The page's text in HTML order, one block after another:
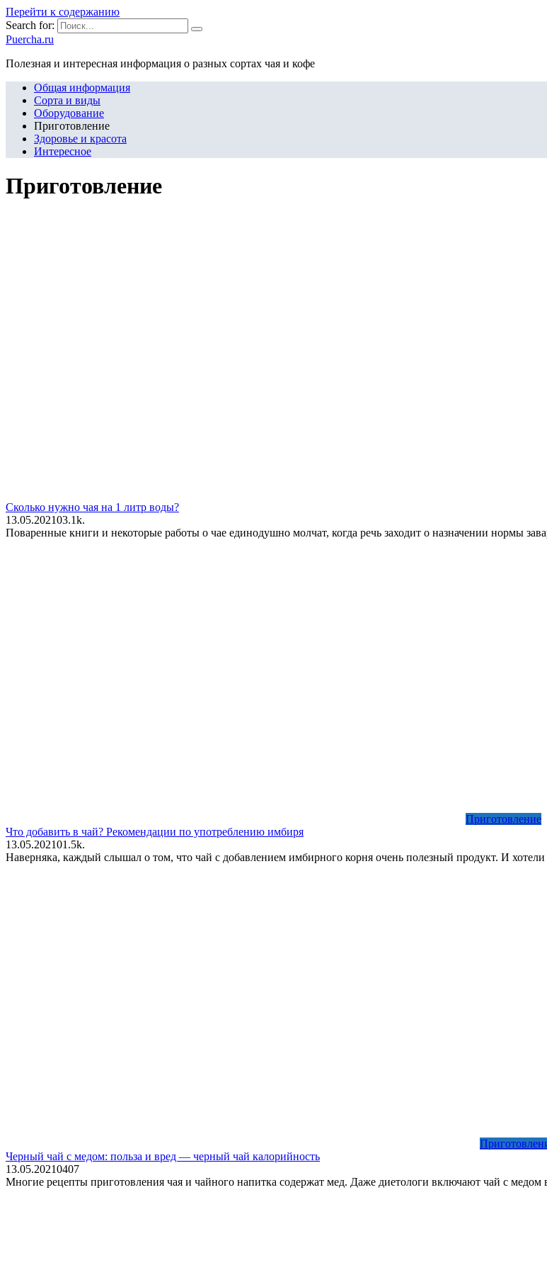
Перейти к содержанию
Search for:
Puercha.ru
Полезная и интересная информация о разных сортах чая и кофе
Общая информация
Сорта и виды
Оборудование
Приготовление
Здоровье и красота
Интересное
Приготовление
Сколько нужно чая на 1 литр воды?
13.05.202103.1k.
Поваренные книги и некоторые работы о чае единодушно молчат, когда речь заходит о назначении нормы
Приготовление
Что добавить в чай? Рекомендации по употреблению имбиря
13.05.202101.5k.
Наверняка, каждый слышал о том, что чай с добавлением имбирного корня очень полезный продукт. И
Черный чай с медом: польза и вред — черный чай калорийность
13.05.20210407
Многие рецепты приготовления чая и чайного напитка содержат мед. Даже диетологи включают чай с